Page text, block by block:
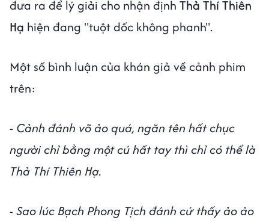
đưa ra để lý giải cho nhận định Thả Thí Thiên
Hạ hiện đang "tuột dốc không phanh".
Một số bình luận của khán giả về cảnh phim
trên:
- Cảnh đánh võ ảo quá, ngăn tên hất chục
người chỉ bằng một cú hất tay thì chỉ có thể là
Thả Thí Thiên Hạ.
- Sao lúc Bạch Phong Tịch đánh cứ thấy ảo ảo